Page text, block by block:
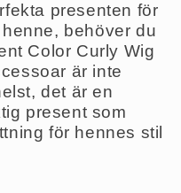
presenten för
behöver du
Color Curly Wig
är inte
det är en
present som
för hennes stil